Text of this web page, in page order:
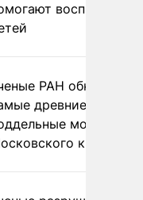
воспитывать
РАН
древние
монеты